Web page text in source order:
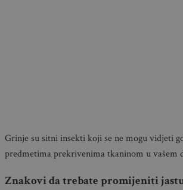
Grinje su sitni insekti koji se ne mogu vidjeti
predmetima prekrivenima tkaninom u vašem
Znakovi da trebate promijeniti